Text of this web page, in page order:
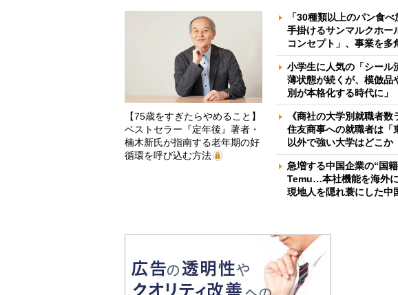
【75歳をすぎたらやめること】
ベストセラー『定年後』著者・
楠木新氏が指南する老年期の好
循環を呼び込む方法
「30種類以上のパン食
手掛けるサンマルクホ
コンセプト」、事業を多
小学生に人気の「シー
薄状態が続くが、模倣
別が本格化する時代に」
《商社の大学別就職者
住友商事への就職者は
以外で強い大学はどこか
急増する中国企業の“国
Temu…本社機能を海外
現地人を隠れ蓑にした中